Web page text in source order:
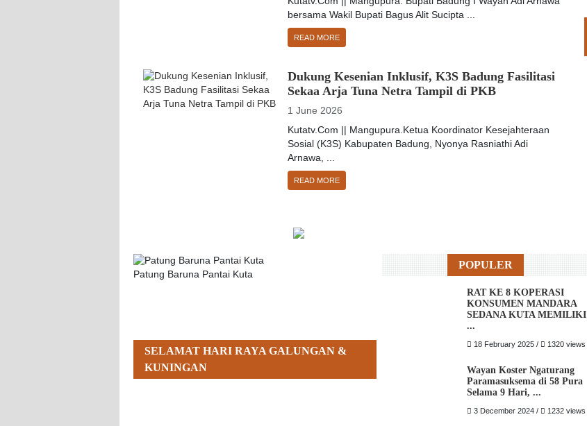
bersama Wakil Bupati Bagus Alit Sucipta ...
READ MORE
Dukung Kesenian Inklusif, K3S Badung Fasilitasi
Sekaa Arja Tuna Netra Tampil di PKB
1 June 2026
Kutatv.Com || Mangupura.Ketua Koordinator Kesejahteraan
Sosial (K3S) Kabupaten Badung, Nyonya Rasniathi Adi
Arnawa, ...
READ MORE
Patung Baruna Pantai Kuta
SELAMAT HARI RAYA GALUNGAN &
KUNINGAN
POPULER
RAT KE 8 KOPERASI
KONSUMEN MANDARA
SEDANA KUTA MEMILIKI
...
18 February 2025 / 1320 views
Wayan Koster Ngaturang
Paramasuksema di 58 Pura
Selama 9 Hari, ...
3 December 2024 / 1232 views